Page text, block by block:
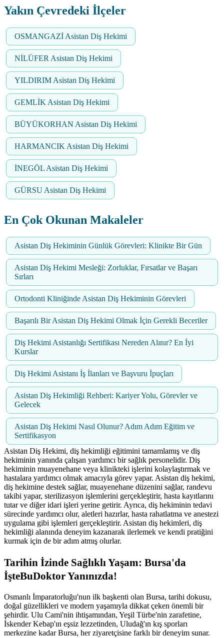
Yakın Çevredeki İlçeler
OSMANGAZİ Asistan Diş Hekimi
NİLÜFER Asistan Diş Hekimi
YILDIRIM Asistan Diş Hekimi
GEMLİK Asistan Diş Hekimi
BÜYÜKORHAN Asistan Diş Hekimi
HARMANCIK Asistan Diş Hekimi
İNEGÖL Asistan Diş Hekimi
GÜRSU Asistan Diş Hekimi
En Çok Okunan Makaleler
Asistan Diş Hekiminin Günlük Görevleri: Klinikte Bir Gün
Asistan Diş Hekimi Mesleği: Zorluklar, Fırsatlar ve Başarı
Sırları
Ortodonti Kliniğinde Asistan Diş Hekiminin Görevleri
Başarılı Bir Asistan Diş Hekimi Olmak İçin Gerekli Beceriler
Diş Hekimi Asistanlığı Sertifikası Nereden Alınır? En İyi
Kurslar
Diş Hekimi Asistanı İş İlanları ve Başvuru İpuçları
Asistan Diş Hekimliği Rehberi: Kariyer Yolu, Görevler ve
Gelecek
Asistan Diş Hekimi Nasıl Olunur? Adım Adım Eğitim ve
Sertifikasyon
Asistan Diş Hekimi, diş hekimliği eğitimini tamamlamış ve diş
hekiminin yanında çalışan yardımcı bir sağlık personelidir. Diş
hekiminin muayenehane veya klinikteki işlerini kolaylaştırmak ve
hastalara yardımcı olmak amacıyla görev yapar. Asistan diş hekimi,
diş hekimine destek sağlar, muayenehane düzenini sağlar, randevu
takibi yapar, sterilizasyon işlemlerini gerçekleştirir, hasta kayıtlarını
tutar ve diğer idari işleri yerine getirir. Ayrıca, diş hekiminin tedavi
sürecinde yardımcı olur, aletleri hazırlar, hasta rahatlatma ve anestezi
uygulama gibi işlemleri gerçekleştirir. Asistan diş hekimleri, diş
hekimliği alanında deneyim kazanarak ilerlemek ve kendi pratiğini
kurmak için de bir adım atmış olurlar.
Tarihin İzinde Sağlıklı Yaşam: Bursa'da
İşteBuDoktor Yanınızda!
Osmanlı İmparatorluğu'nun ilk başkenti olan Bursa, tarihi dokusu,
doğal güzellikleri ve modern yaşamıyla dikkat çeken önemli bir
şehirdir. Ulu Cami'nin ihtişamından, Yeşil Türbe'nin zarafetine,
İskender Kebap'ın eşsiz lezzetinden, Uludağ'ın kış sporları
merkezine kadar Bursa, her ziyaretçisine farklı bir deneyim sunar.